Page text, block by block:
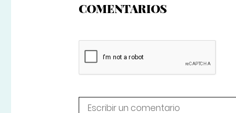
COMENTARIOS